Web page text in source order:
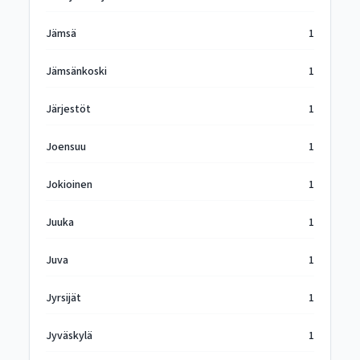
Jämsä 1
Jämsänkoski 1
Järjestöt 1
Joensuu 1
Jokioinen 1
Juuka 1
Juva 1
Jyrsijät 1
Jyväskylä 1